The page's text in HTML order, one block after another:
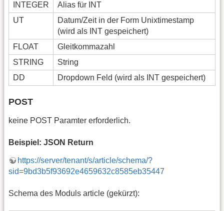
INTEGER
Alias für INT
UT
Datum/Zeit in der Form Unixtimestamp
(wird als INT gespeichert)
FLOAT
Gleitkommazahl
STRING
String
DD
Dropdown Feld (wird als INT gespeichert)
POST
keine POST Paramter erforderlich.
Beispiel: JSON Return
https://server/tenant/s/article/schema/?
sid=9bd3b5f93692e4659632c8585eb35447
Schema des Moduls article (gekürzt):